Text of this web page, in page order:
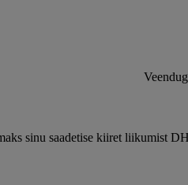
sinu saadetise kiiret liikumist